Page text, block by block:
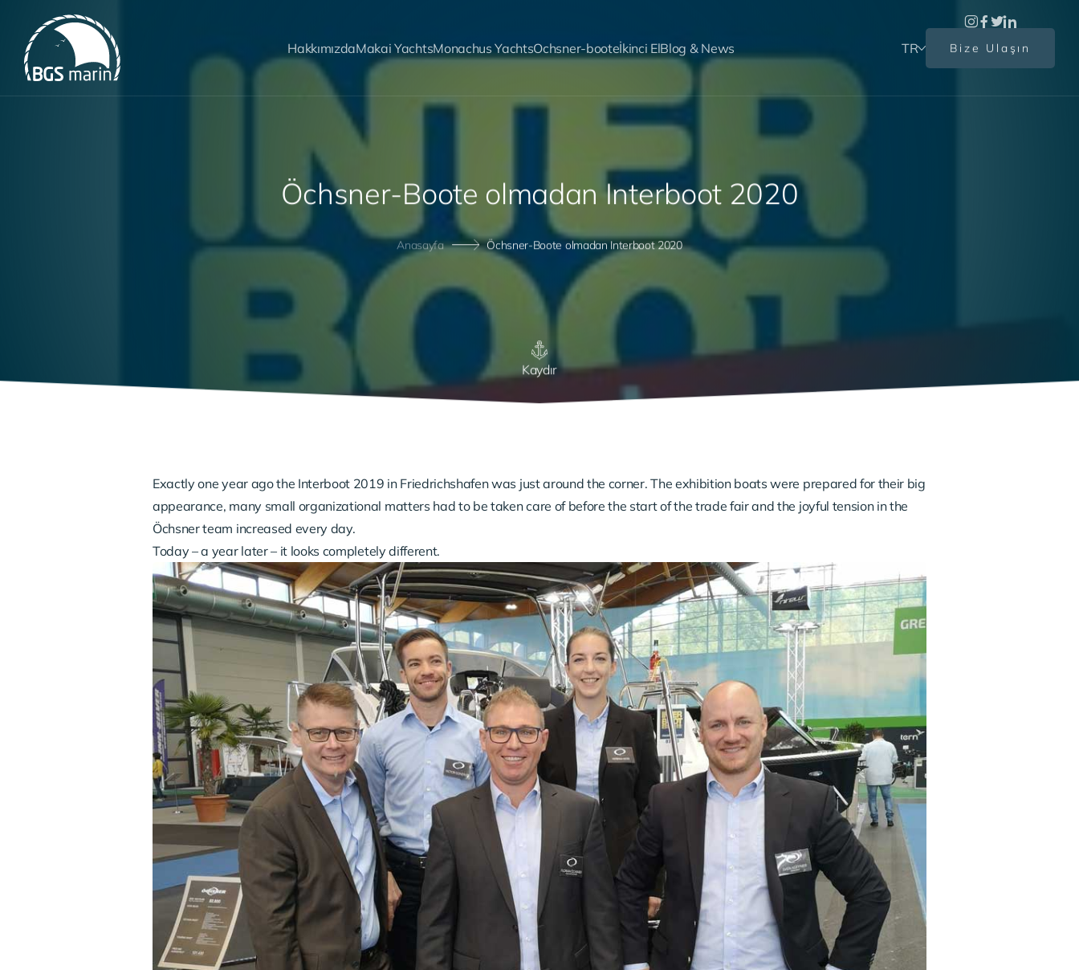
HakkımızdaMakai YachtsMonachus YachtsOchsner-booteİkinci ElBlog & News TR Bize Ulaşın
Öchsner-Boote olmadan Interboot 2020
Anasayfa Öchsner-Boote olmadan Interboot 2020
Kaydır
Exactly one year ago the Interboot 2019 in Friedrichshafen was just around the corner. The exhibition boats were prepared for their big
appearance, many small organizational matters had to be taken care of before the start of the trade fair and the joyful tension in the
Öchsner team increased every day.
Today – a year later – it looks completely different.